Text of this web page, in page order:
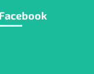
Facebook